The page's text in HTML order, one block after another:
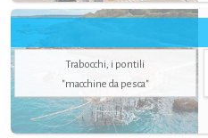
Trabocchi, i pontili
"macchine da pesca"